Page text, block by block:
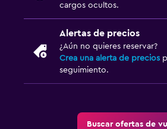
cargos ocultos.
Alertas de precios
¿Aún no quieres reservar?
Crea una alerta de precios
seguimiento.
Buscar ofertas de